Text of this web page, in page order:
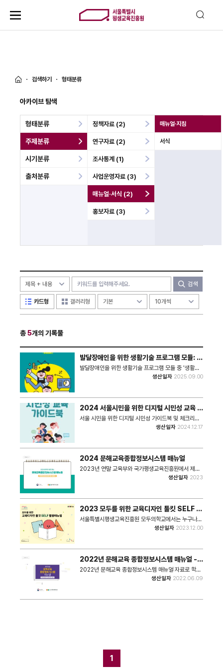
검색하기 형태분류
아카이브 탐색
형태분류
주제분류
정책자료 (2)
연구자료 (2)
조사통계 (1)
사업운영자료 (3)
매뉴얼·서식 (2)
매뉴얼·지침
서식
홍보자료 (3)
시기분류
출처분류
검색
카드형 갤러리형
총5개의 기록물
발달장애인을 위한 생활기술 프로그램 모듈: 생
활금융편 (강의지침서)
발달장애인을 위한 생활기술 프로그램 모듈 중 '생활금
융편'에 해당하는 강의지침서로, 발달장애인과 그 가족,
생산일자 2025.09.00
2024 서울시민을 위한 디지털 시민성 교육 가
이드북
서울 시민을 위한 디지털 시민성 가이드북 및 체크리스
생산일자 2024.12.17
2024 문해교육종합정보시스템 매뉴얼
2023년 연말 교육부와 국가평생교육진흥원에서 제작
하여 배포한 문해교육종합정보시스템 사용 매뉴얼이다.
생산일자 2023
2023 모두를 위한 교육디자인 툴킷 SELF 활
용매뉴얼
서울특별시평생교육진흥원 모두의학교에서는 누구나
쉽게 좋은 교육을 할 수 있도록 교육 디자인 툴킷을 제작
생산일자 2023.12.00
2022년 문해교육 종합정보시스템 매뉴얼 -
학력인정 문해교육기관 교강사
2022년 문해교육 종합정보시스템 매뉴얼 자료로 학력
인정 문해교육기관 교강사 대상으로 배포한 문서이다.
생산일자 2022.06.09
1